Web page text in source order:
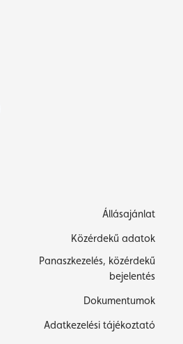
Állásajánlat
Közérdekű adatok
Panaszkezelés, közérdekű
bejelentés
Dokumentumok
Adatkezelési tájékoztató